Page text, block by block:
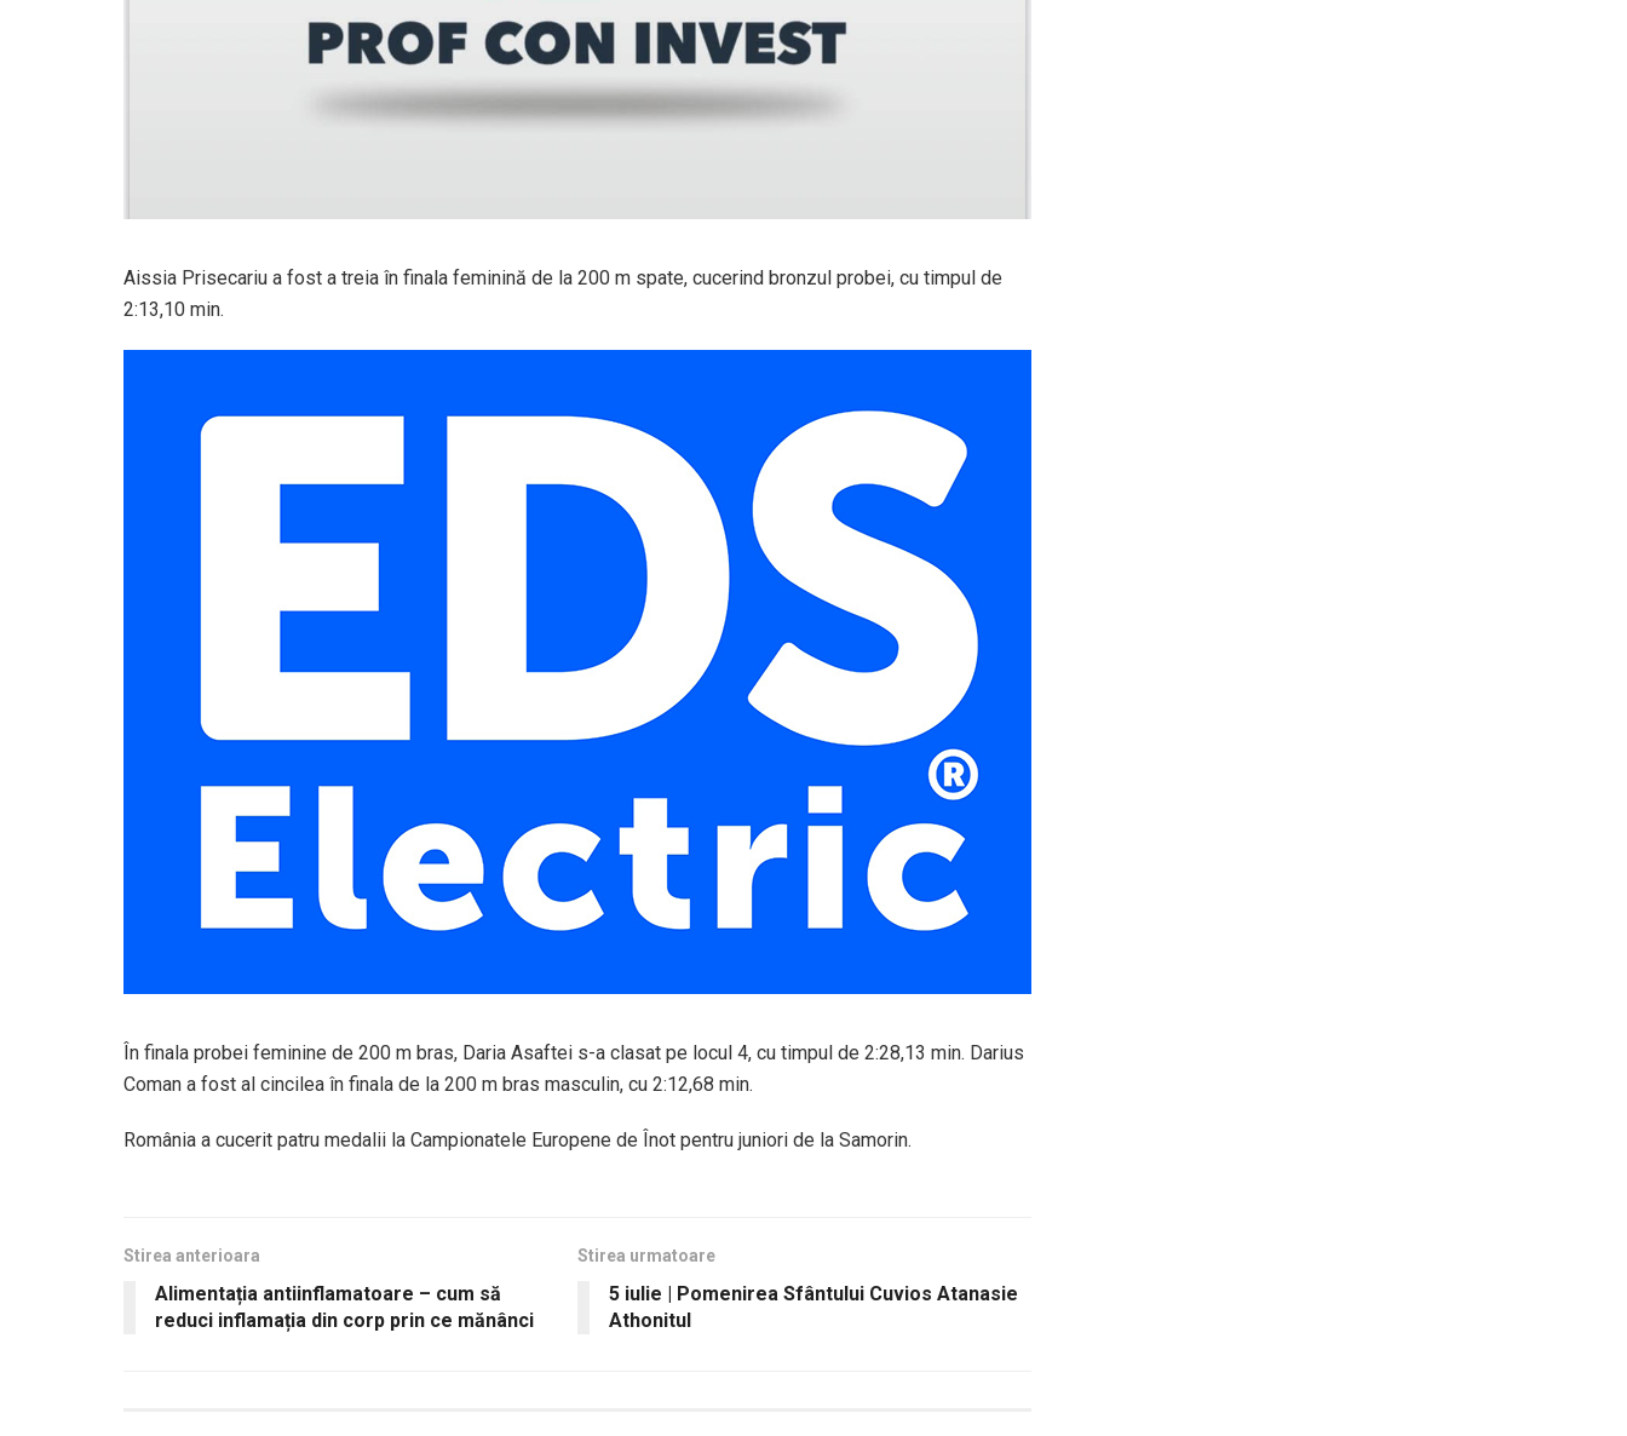
Aissia Prisecariu a fost a treia în finala feminină de la 200 m spate, cucerind bronzul probei, cu timpul de
2:13,10 min.
În finala probei feminine de 200 m bras, Daria Asaftei s-a clasat pe locul 4, cu timpul de 2:28,13 min. Darius
Coman a fost al cincilea în finala de la 200 m bras masculin, cu 2:12,68 min.
România a cucerit patru medalii la Campionatele Europene de Înot pentru juniori de la Samorin.
Stirea anterioara
Alimentația antiinflamatoare – cum să
reduci inflamația din corp prin ce mănânci
Stirea urmatoare
5 iulie | Pomenirea Sfântului Cuvios Atanasie
Athonitul